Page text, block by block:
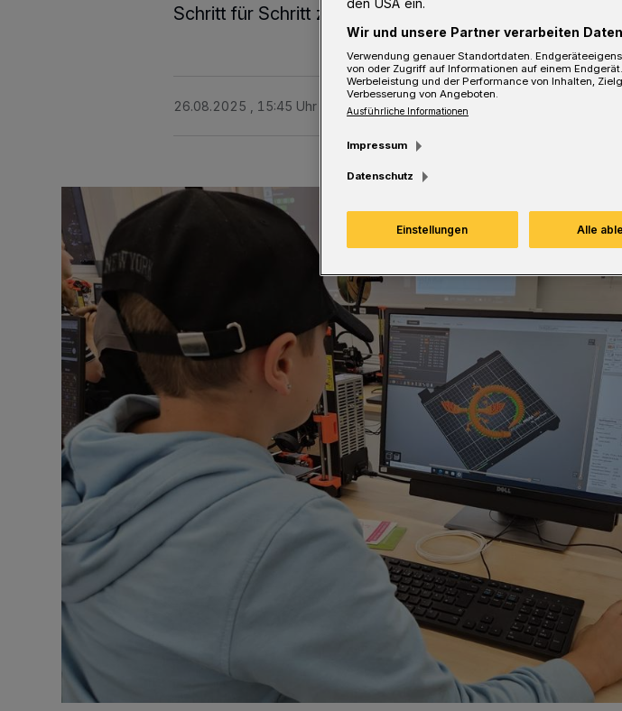
Schritt für Schritt zu kleinen MINT-Profis machen sollen.
26.08.2025 , 15:45 Uhr 2 Minuten Lesezeit
den USA ein.
Wir und unsere Partner verarbeiten
Verwendung genauer Standortdaten.
von oder Zugriff auf Informationen auf einem
Werbeleistung und der Performance von Inhalten,
Verbesserung von Angeboten.
Ausführliche Informationen
Impressum
Datenschutz
Einstellungen Alle